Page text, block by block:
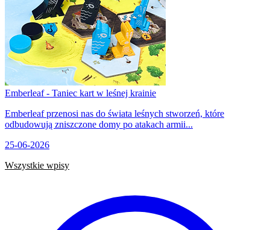
Emberleaf - Taniec kart w leśnej krainie
Emberleaf przenosi nas do świata leśnych stworzeń, które
odbudowują zniszczone domy po atakach armii...
25-06-2026
Wszystkie wpisy